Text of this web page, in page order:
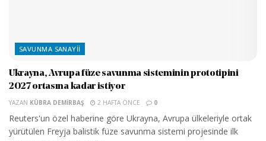
SAVUNMA SANAYII
Ukrayna, Avrupa füze savunma sisteminin prototipini
2027 ortasına kadar istiyor
YAZAN KÜBRA DEMIRBAŞ 2 HAFTA ÖNCE 0
Reuters'un özel haberine göre Ukrayna, Avrupa ülkeleriyle ortak
yürütülen Freyja balistik füze savunma sistemi projesinde ilk